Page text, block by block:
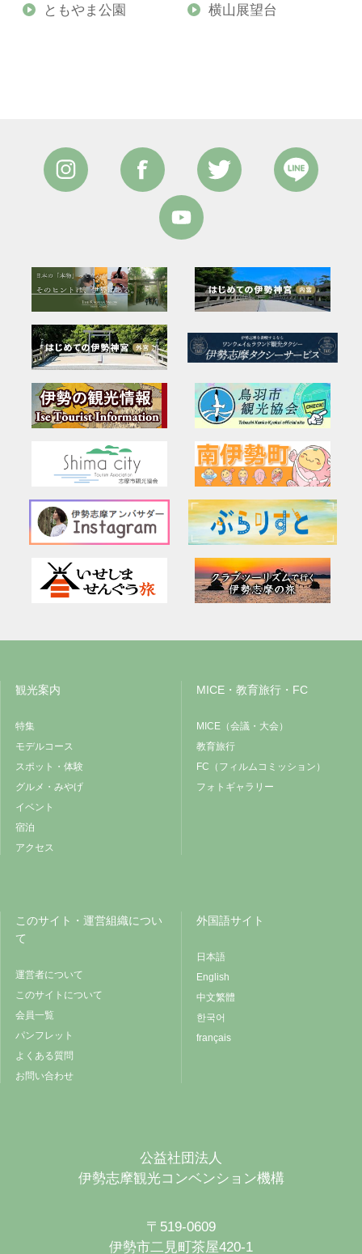
ともやま公園 横山展望台
観光案内
特集
モデルコース
スポット・体験
グルメ・みやげ
イベント
宿泊
アクセス
MICE・教育旅行・FC
MICE（会議・大会）
教育旅行
FC（フィルムコミッション）
フォトギャラリー
このサイト・運営組織につい
て
運営者について
このサイトについて
会員一覧
パンフレット
よくある質問
お問い合わせ
外国語サイト
日本語
English
中文繁體
한국어
français
公益社団法人
伊勢志摩観光コンベンション機構
〒519-0609
伊勢市二見町茶屋420-1